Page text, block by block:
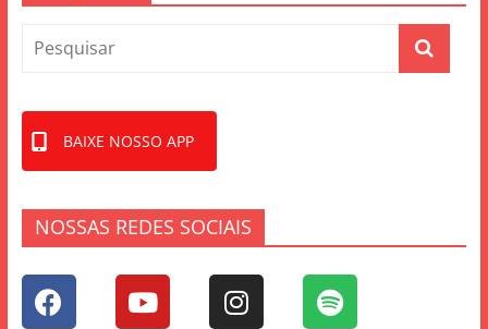
BAIXE NOSSO APP
NOSSAS REDES SOCIAIS